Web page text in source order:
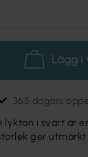
Lägg i
365 dagars
lyktan i svart är
ger